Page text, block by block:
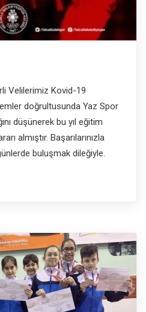
Velilerimiz Kovid-19
doğrultusunda Yaz Spor
düşünerek bu yıl eğitim
almıştır. Başarılarınızla
buluşmak dileğiyle.